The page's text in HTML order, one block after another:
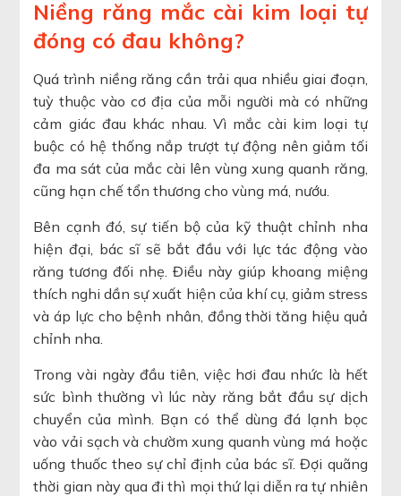
Niềng răng mắc cài kim loại tự
đóng có đau không?
Quá trình niềng răng cần trải qua nhiều giai đoạn,
tuỳ thuộc vào cơ địa của mỗi người mà có những
cảm giác đau khác nhau. Vì mắc cài kim loại tự
buộc có hệ thống nắp trượt tự động nên giảm tối
đa ma sát của mắc cài lên vùng xung quanh răng,
cũng hạn chế tổn thương cho vùng má, nướu.
Bên cạnh đó, sự tiến bộ của kỹ thuật chỉnh nha
hiện đại, bác sĩ sẽ bắt đầu với lực tác động vào
răng tương đối nhẹ. Điều này giúp khoang miệng
thích nghi dần sự xuất hiện của khí cụ, giảm stress
và áp lực cho bệnh nhân, đồng thời tăng hiệu quả
chỉnh nha.
Trong vài ngày đầu tiên, việc hơi đau nhức là hết
sức bình thường vì lúc này răng bắt đầu sự dịch
chuyển của mình. Bạn có thể dùng đá lạnh bọc
vào vải sạch và chườm xung quanh vùng má hoặc
uống thuốc theo sự chỉ định của bác sĩ. Đợi quãng
thời gian này qua đi thì mọi thứ lại diễn ra tự nhiên